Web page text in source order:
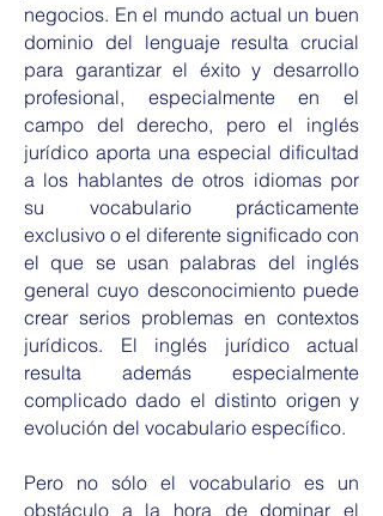
negocios. En el mundo actual un buen
dominio del lenguaje resulta crucial
para garantizar el éxito y desarrollo
profesional, especialmente en el
campo del derecho, pero el inglés
jurídico aporta una especial dificultad
a los hablantes de otros idiomas por
su vocabulario prácticamente
exclusivo o el diferente significado con
el que se usan palabras del inglés
general cuyo desconocimiento puede
crear serios problemas en contextos
jurídicos. El inglés jurídico actual
resulta además especialmente
complicado dado el distinto origen y
evolución del vocabulario específico.
Pero no sólo el vocabulario es un
obstáculo a la hora de dominar el